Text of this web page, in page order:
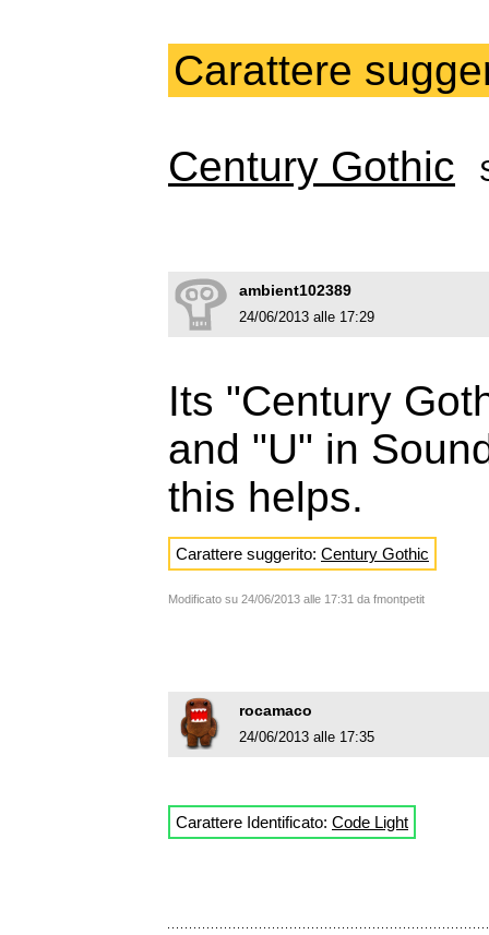
Carattere
Century Gothic
ambient102389
24/06/2013 alle 17:29
Its "Century
and "U" in
this helps.
Carattere suggerito: Century Gothic
Modificato su 24/06/2013 alle 17:31 da fmontpetit
rocamaco
24/06/2013 alle 17:35
Carattere Identificato: Code Light